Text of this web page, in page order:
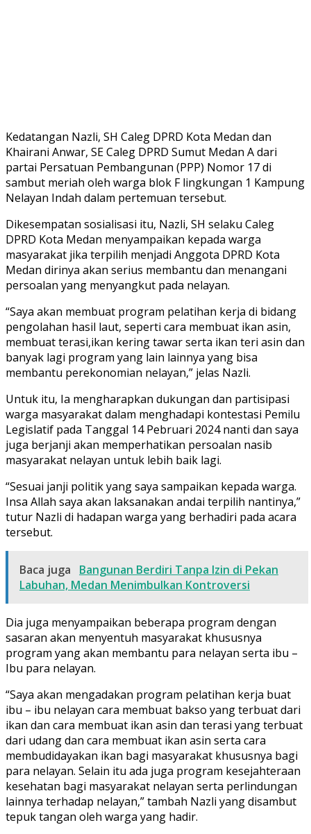
Kedatangan Nazli, SH Caleg DPRD Kota Medan dan
Khairani Anwar, SE Caleg DPRD Sumut Medan A dari
partai Persatuan Pembangunan (PPP) Nomor 17 di
sambut meriah oleh warga blok F lingkungan 1 Kampung
Nelayan Indah dalam pertemuan tersebut.
Dikesempatan sosialisasi itu, Nazli, SH selaku Caleg
DPRD Kota Medan menyampaikan kepada warga
masyarakat jika terpilih menjadi Anggota DPRD Kota
Medan dirinya akan serius membantu dan menangani
persoalan yang menyangkut pada nelayan.
“Saya akan membuat program pelatihan kerja di bidang
pengolahan hasil laut, seperti cara membuat ikan asin,
membuat terasi,ikan kering tawar serta ikan teri asin dan
banyak lagi program yang lain lainnya yang bisa
membantu perekonomian nelayan,” jelas Nazli.
Untuk itu, Ia mengharapkan dukungan dan partisipasi
warga masyarakat dalam menghadapi kontestasi Pemilu
Legislatif pada Tanggal 14 Pebruari 2024 nanti dan saya
juga berjanji akan memperhatikan persoalan nasib
masyarakat nelayan untuk lebih baik lagi.
“Sesuai janji politik yang saya sampaikan kepada warga.
Insa Allah saya akan laksanakan andai terpilih nantinya,”
tutur Nazli di hadapan warga yang berhadiri pada acara
tersebut.
Baca juga
Bangunan Berdiri Tanpa Izin di Pekan
Labuhan, Medan Menimbulkan Kontroversi
Dia juga menyampaikan beberapa program dengan
sasaran akan menyentuh masyarakat khususnya
program yang akan membantu para nelayan serta ibu –
Ibu para nelayan.
“Saya akan mengadakan program pelatihan kerja buat
ibu – ibu nelayan cara membuat bakso yang terbuat dari
ikan dan cara membuat ikan asin dan terasi yang terbuat
dari udang dan cara membuat ikan asin serta cara
membudidayakan ikan bagi masyarakat khususnya bagi
para nelayan. Selain itu ada juga program kesejahteraan
kesehatan bagi masyarakat nelayan serta perlindungan
lainnya terhadap nelayan,” tambah Nazli yang disambut
tepuk tangan oleh warga yang hadir.